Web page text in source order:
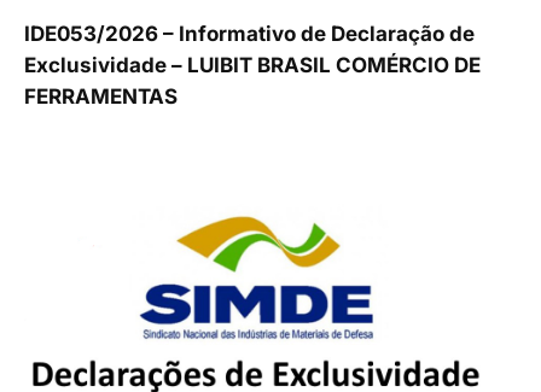
IDE053/2026 – Informativo de Declaração de
Exclusividade – LUIBIT BRASIL COMÉRCIO DE
FERRAMENTAS